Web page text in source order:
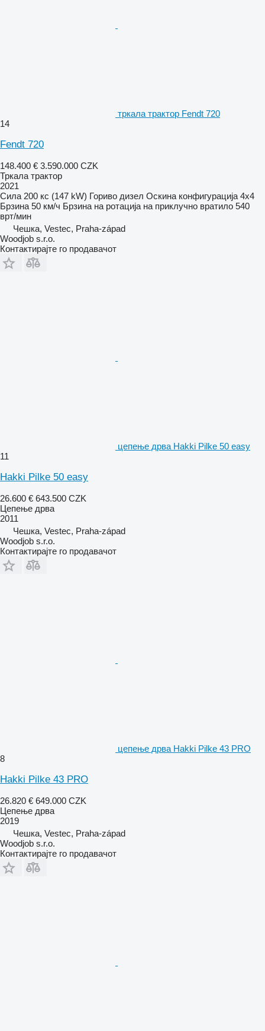
тркала трактор Fendt 720
14
Fendt 720
148.400 € 3.590.000 CZK
Тркала трактор
2021
Сила 200 кс (147 kW) Гориво дизел Оскина конфигурација 4x4
Брзина 50 км/ч Брзина на ротација на приклучно вратило 540
врт/мин
Чешка, Vestec, Praha-západ
Woodjob s.r.o.
Контактирајте го продавачот
цепење дрва Hakki Pilke 50 easy
11
Hakki Pilke 50 easy
26.600 € 643.500 CZK
Цепење дрва
2011
Чешка, Vestec, Praha-západ
Woodjob s.r.o.
Контактирајте го продавачот
цепење дрва Hakki Pilke 43 PRO
8
Hakki Pilke 43 PRO
26.820 € 649.000 CZK
Цепење дрва
2019
Чешка, Vestec, Praha-západ
Woodjob s.r.o.
Контактирајте го продавачот